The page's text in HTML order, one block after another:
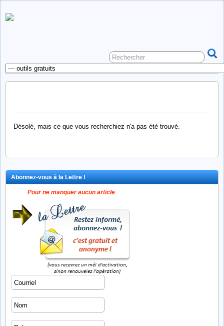
Désolé, mais ce que vous recherchiez n'a pas été trouvé.
Abonnez-vous à la Lettre !
Pour ne manquer aucun article